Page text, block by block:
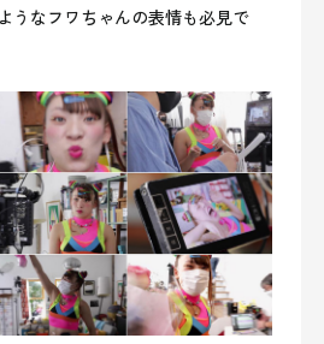
うなフワちゃんの表情も必見で